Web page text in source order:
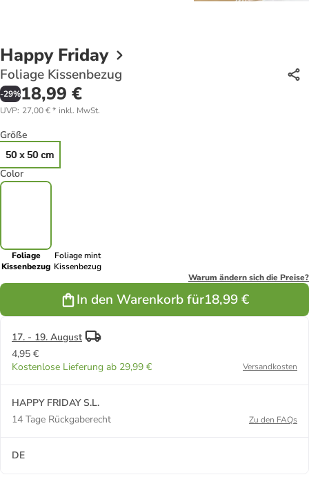
Happy Friday
Foliage Kissenbezug
-29%18,99 €
UVP: 27,00 €* inkl. MwSt.
Größe
50 x 50 cm
Color
Foliage
Kissenbezug
Foliage mint
Kissenbezug
Warum ändern sich die Preise?
In den Warenkorb für18,99 €
17. - 19. August
4,95 €
Kostenlose Lieferung ab 29,99 €
Versandkosten
HAPPY FRIDAY S.L.
14 Tage Rückgaberecht
Zu den FAQs
DE